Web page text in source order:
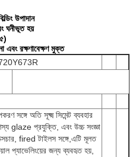
উপাদান
ঘনীভূত হয়
এবং রক্ষণাবেক্ষণ মুক্ত
সঙ্গে অতি সূক্ষ্ম সিমেন্ট ব্যবহার
glaze প্রযুক্তি, এবং উচ্চ সংজ্ঞা
fired টাইলস সঙ্গে,এটি মূলত
প্যাভেলিংয়ের জন্য ব্যবহৃত হয়,